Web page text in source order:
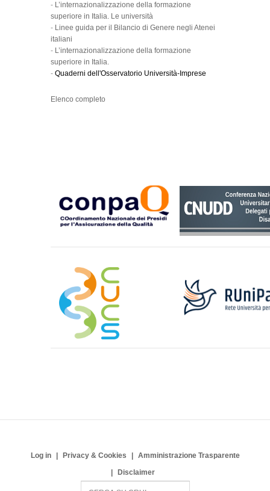
- L’internazionalizzazione della formazione
superiore in Italia. Le università
- Linee guida per il Bilancio di Genere negli Atenei
italiani
- L’internazionalizzazione della formazione
superiore in Italia.
- Quaderni dell'Osservatorio Università-Imprese
Elenco completo
Log in Privacy & Cookies
Amministrazione Trasparente
Disclaimer